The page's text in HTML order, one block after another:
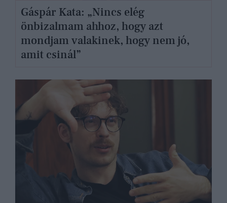
Gáspár Kata: „Nincs elég
önbizalmam ahhoz, hogy azt
mondjam valakinek, hogy nem jó,
amit csinál”